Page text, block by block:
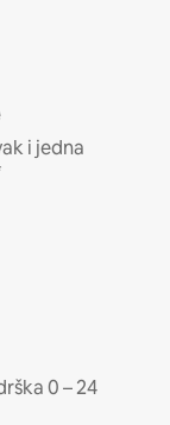
i jedna
0 – 24